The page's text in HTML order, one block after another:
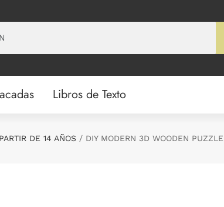
Libros de Texto
DE 14 AÑOS DIY MODERN 3D WOODEN